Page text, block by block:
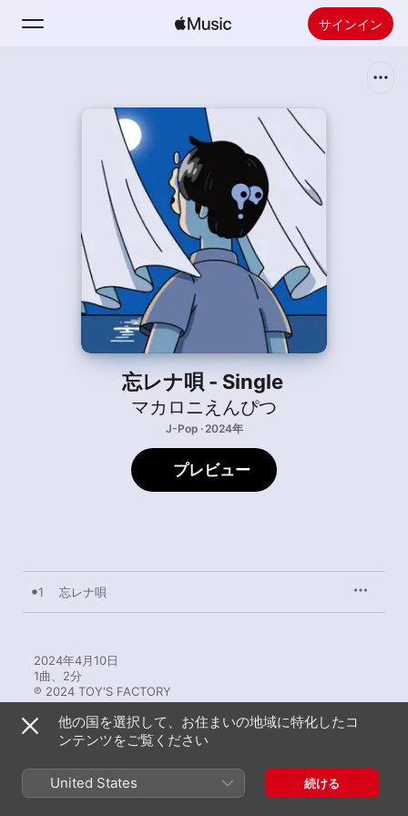
サインイン
新着おすすめ
Apple Musicをインストール
忘レナ唄 - Single
マカロニえんぴつ
J-Pop · 2024年
プレビュー
1 忘レナ唄
2024年4月10日
1曲、2分
℗ 2024 TOY'S FACTORY
ミュージックビデオ
他の国を選択して、お住まいの地域に特化したコ
ンテンツをご覧ください
United States 続ける